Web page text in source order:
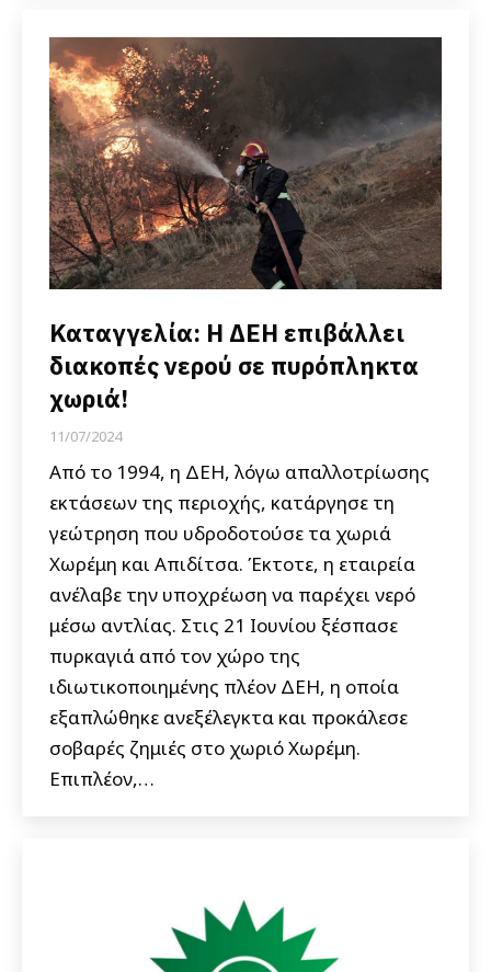
Καταγγελία: Η ΔΕΗ επιβάλλει
διακοπές νερού σε πυρόπληκτα
χωριά!
11/07/2024
Από το 1994, η ΔΕΗ, λόγω απαλλοτρίωσης
εκτάσεων της περιοχής, κατάργησε τη
γεώτρηση που υδροδοτούσε τα χωριά
Χωρέμη και Απιδίτσα. Έκτοτε, η εταιρεία
ανέλαβε την υποχρέωση να παρέχει νερό
μέσω αντλίας. Στις 21 Ιουνίου ξέσπασε
πυρκαγιά από τον χώρο της
ιδιωτικοποιημένης πλέον ΔΕΗ, η οποία
εξαπλώθηκε ανεξέλεγκτα και προκάλεσε
σοβαρές ζημιές στο χωριό Χωρέμη.
Επιπλέον,…